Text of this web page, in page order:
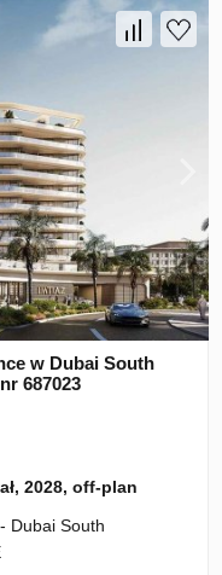
w Dubai South
687023
2028, off-plan
Dubai South